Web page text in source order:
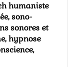
humaniste
sono-
sonores et
hypnose